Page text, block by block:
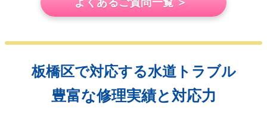
板橋区で対応する水道トラブル
豊富な修理実績と対応力